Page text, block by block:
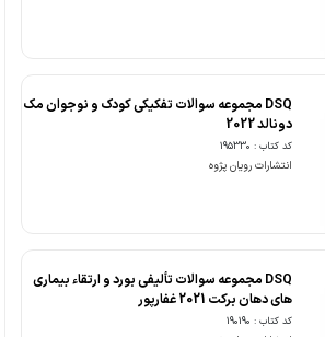
DSQ مجموعه سوالات تفکیکی کودک و نوجوان مک
دونالد 2022
کد کتاب : 195330
انتشارات رویان پژوه
DSQ مجموعه سوالات تألیفی بورد و ارتقاء بیماری
های دهان برکت 2021 غفارپور
کد کتاب : 190190